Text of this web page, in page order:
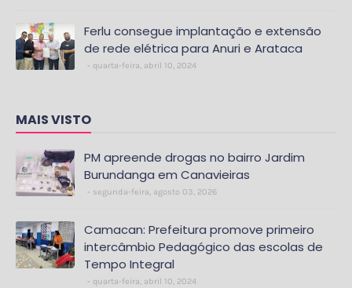
Ferlu consegue implantação e extensão
de rede elétrica para Anuri e Arataca
quarta-feira, abril 10, 2024
MAIS VISTO
PM apreende drogas no bairro Jardim
Burundanga em Canavieiras
segunda-feira, agosto 03, 2026
Camacan: Prefeitura promove primeiro
intercâmbio Pedagógico das escolas de
Tempo Integral
quarta-feira, abril 10, 2024